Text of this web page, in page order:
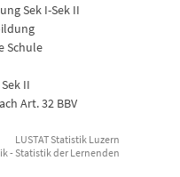
Sek I-Sek II
Schule
II
Art. 32 BBV
LUSTAT Statistik Luzern
- Statistik der Lernenden